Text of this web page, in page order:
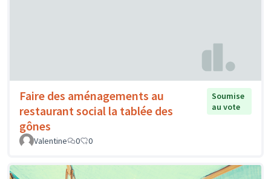
Faire des aménagements au
restaurant social la tablée des
gônes
Soumise
au vote
Valentine 0 0